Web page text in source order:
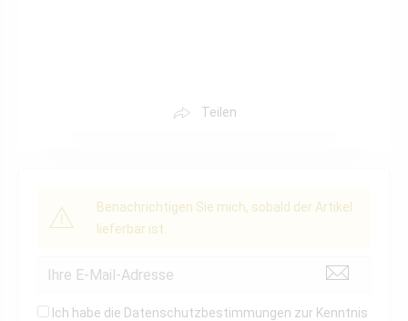
Teilen
Benachrichtigen Sie mich, sobald der Artikel
lieferbar ist.
Ich habe die Datenschutzbestimmungen zur Kenntnis